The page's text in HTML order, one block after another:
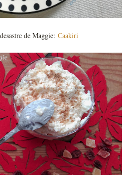
de Maggie: Caakiri